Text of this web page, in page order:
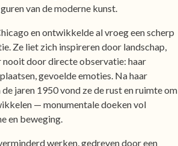
van de moderne kunst.
en ontwikkelde al vroeg een scherp
Ze liet zich inspireren door landschap,
nooit door directe observatie: haar
gevoelde emoties. Na haar
jaren 1950 vond ze de rust en ruimte om
— monumentale doeken vol
en beweging.
werken, gedreven door een